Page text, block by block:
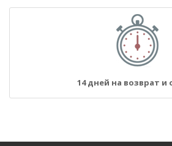
14 дней на возврат и